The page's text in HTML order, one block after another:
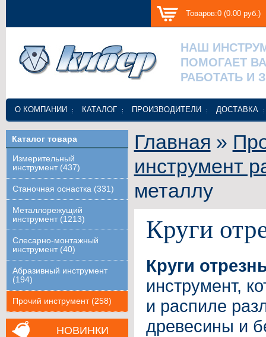
Товаров:0 (0.00 руб.)
НАШ
ПОМОГАЕТ
РАБОТАТЬ И
О КОМПАНИИ КАТАЛОГ ПРОИЗВОДИТЕЛИ ДОСТАВКА
Каталог товара
Измерительный
инструмент (437)
Станочная оснастка (331)
Металлорежущий
инструмент (1213)
Слесарно-монтажный
инструмент (40)
Абразивный инструмент
(194)
Прочий инструмент (258)
НОВИНКИ
Главная »
инструмент
металлу
Круги
Круги
инструмент,
и распиле
древесины и